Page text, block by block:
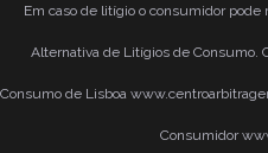
Em caso de litígio o consumidor
Alternativa de Litígios de Consumo.
Consumo de Lisboa
Consumidor